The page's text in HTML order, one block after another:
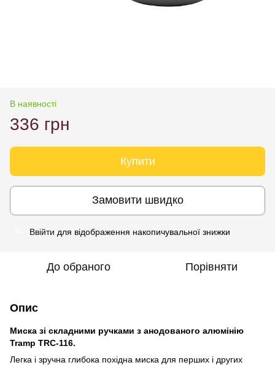
В наявності
336 грн
Купити
Замовити швидко
Ввійти для відображення накопичувальної знижки
До обраного Порівняти
Опис
Миска зі складними ручками з анодованого алюмінію
Tramp TRC-116.
Легка і зручна глибока похідна миска для перших і других